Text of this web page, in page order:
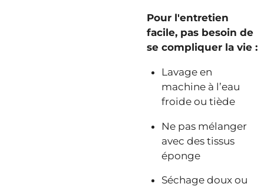
Pour l'entretien
facile, pas besoin de
se compliquer la vie :
Lavage en
machine à l’eau
froide ou tiède
Ne pas mélanger
avec des tissus
éponge
Séchage doux ou